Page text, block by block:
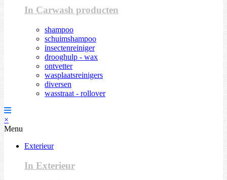
In Carwash producten
shampoo
schuimshampoo
insectenreiniger
drooghulp - wax
ontvetter
wasplaatsreinigers
diversen
wasstraat - rollover
×
Menu
Exterieur
In Exterieur